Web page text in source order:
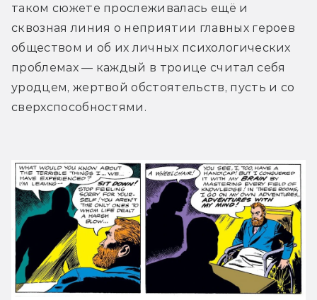
таком сюжете прослеживалась ещё и
сквозная линия о неприятии главных героев
обществом и об их личных психологических
проблемах — каждый в троице считал себя
уродцем, жертвой обстоятельств, пусть и со
сверхспособностями.